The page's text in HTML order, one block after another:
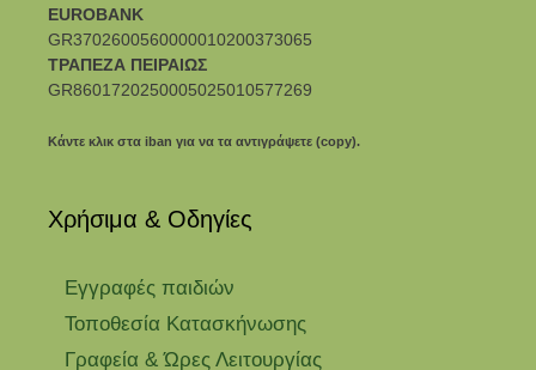
EUROBANK
GR3702600560000010200373065
ΤΡΑΠΕΖΑ ΠΕΙΡΑΙΩΣ
GR8601720250005025010577269
Κάντε κλικ στα iban για να τα αντιγράψετε (copy).
Χρήσιμα & Οδηγίες
Eγγραφές παιδιών
Τοποθεσία Κατασκήνωσης
Γραφεία & Ώρες Λειτουργίας